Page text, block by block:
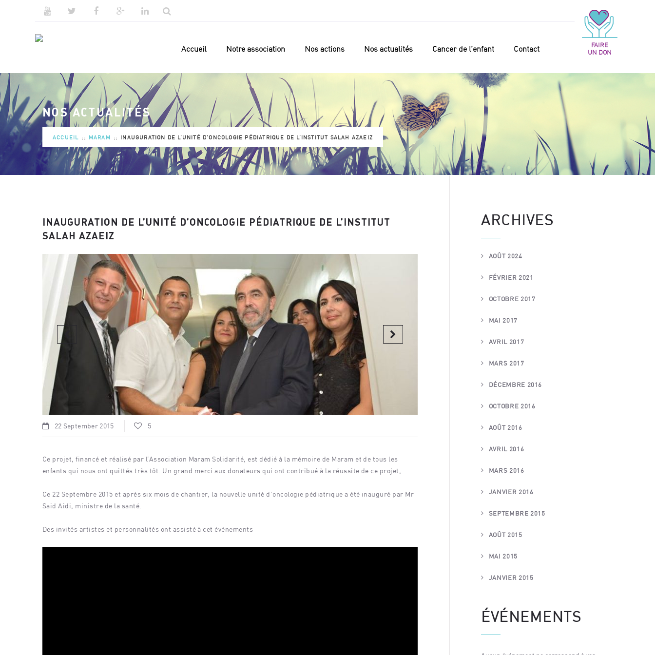
Accueil Notre association Nos actions Nos actualités Cancer de l’enfant Contact
FAIRE
UN DON
NOS ACTUALITÉS
ACCUEIL MARAM INAUGURATION DE L’UNITÉ D’ONCOLOGIE PÉDIATRIQUE DE L’INSTITUT SALAH AZAEIZ
INAUGURATION DE L’UNITÉ D’ONCOLOGIE PÉDIATRIQUE DE L’INSTITUT
SALAH AZAEIZ
22 September 2015 5
Ce projet, financé et réalisé par l’Association Maram Solidarité, est dédié à la mémoire de Maram et de tous les
enfants qui nous ont quittés très tôt. Un grand merci aux donateurs qui ont contribué à la réussite de ce projet,
Ce 22 Septembre 2015 et après six mois de chantier, la nouvelle unité d’oncologie pédiatrique a été inauguré par Mr
Said Aidi, ministre de la santé.
Des invités artistes et personnalités ont assisté à cet événements
ARCHIVES
AOÛT 2024
FÉVRIER 2021
OCTOBRE 2017
MAI 2017
AVRIL 2017
MARS 2017
DÉCEMBRE 2016
OCTOBRE 2016
AOÛT 2016
AVRIL 2016
MARS 2016
JANVIER 2016
SEPTEMBRE 2015
AOÛT 2015
MAI 2015
JANVIER 2015
ÉVÉNEMENTS